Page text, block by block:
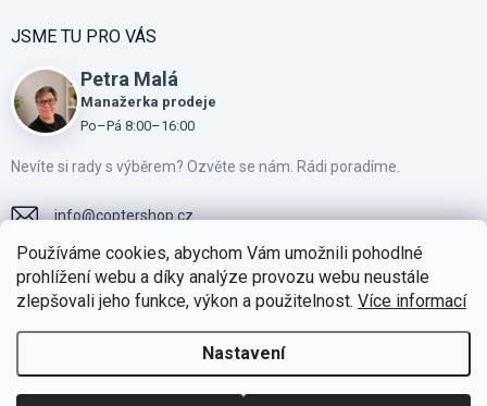
Používáme cookies, abychom Vám umožnili pohodlné
prohlížení webu a díky analýze provozu webu neustále
zlepšovali jeho funkce, výkon a použitelnost. Více informací
Nastavení
JSME TU PRO VÁS
Petra Malá
Manažerka prodeje
Po–Pá 8:00–16:00
Nevíte si rady s výběrem? Ozvěte se nám. Rádi poradíme.
info@coptershop.cz
+420775810805
Přidejte se k našim fanouškům na Facebooku
https://www.instagram.com/coptershop.cz